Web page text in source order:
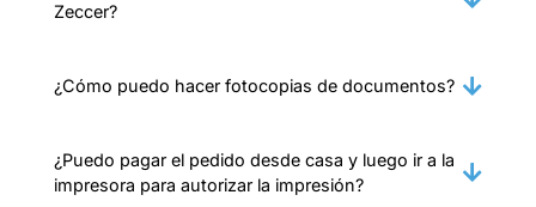
Zeccer?
¿Cómo puedo hacer fotocopias de documentos?
¿Puedo pagar el pedido desde casa y luego ir a la
impresora para autorizar la impresión?